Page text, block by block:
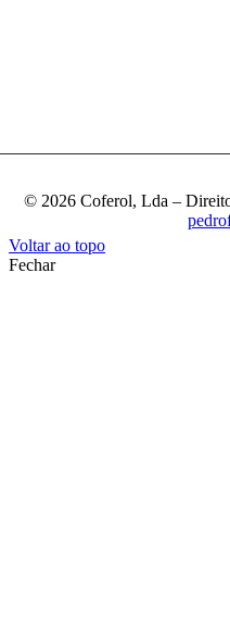
© 2026 Coferol, Lda –
Voltar ao topo
Fechar